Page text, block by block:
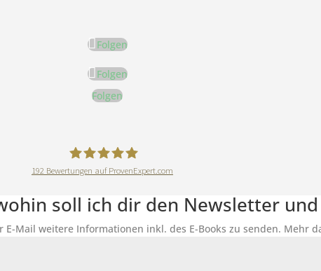
Folgen
Folgen
Folgen
DeineErnährungAkademie
192 Bewertungen auf ProvenExpert.com
soll ich dir den Newsletter und
Mail weitere Informationen inkl. des E-Books zu senden. Mehr